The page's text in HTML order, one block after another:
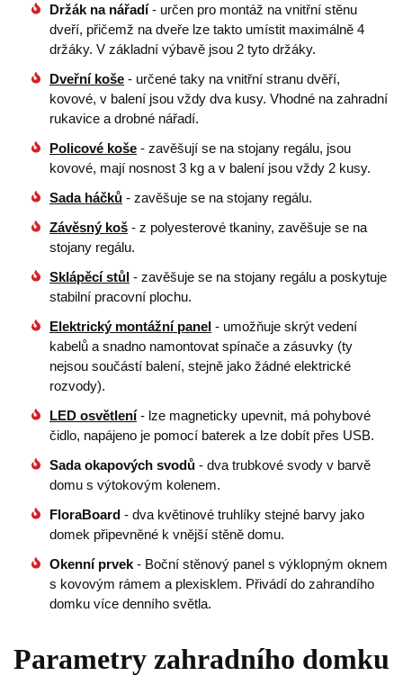
Držák na nářadí- určen pro montáž na vnitřní stěnu
dveří, přičemž na dveře lze takto umístit maximálně 4
držáky. V základní výbavě jsou 2 tyto držáky.
Dveřní koše - určené taky na vnitřní stranu dvěří,
kovové, v balení jsou vždy dva kusy. Vhodné na zahradní
rukavice a drobné nářadí.
Policové koše - zavěšují se na stojany regálu, jsou
kovové, mají nosnost 3 kg a v balení jsou vždy 2 kusy.
Sada háčků - zavěšuje se na stojany regálu.
Závěsný koš - z polyesterové tkaniny, zavěšuje se na
stojany regálu.
Sklápěcí stůl - zavěšuje se na stojany regálu a poskytuje
stabilní pracovní plochu.
Elektrický montážní panel - umožňuje skrýt vedení
kabelů a snadno namontovat spínače a zásuvky (ty
nejsou součástí balení, stejně jako žádné elektrické
rozvody).
LED osvětlení- lze magneticky upevnit, má pohybové
čidlo, napájeno je pomocí baterek a lze dobít přes USB.
Sada okapových svodů - dva trubkové svody v barvě
domu s výtokovým kolenem.
FloraBoard - dva květinové truhlíky stejné barvy jako
domek připevněné k vnější stěně domu.
Okenní prvek - Boční stěnový panel s výklopným oknem
s kovovým rámem a plexisklem. Přivádí do zahrandího
domku více denního světla.
Parametry zahradního domku